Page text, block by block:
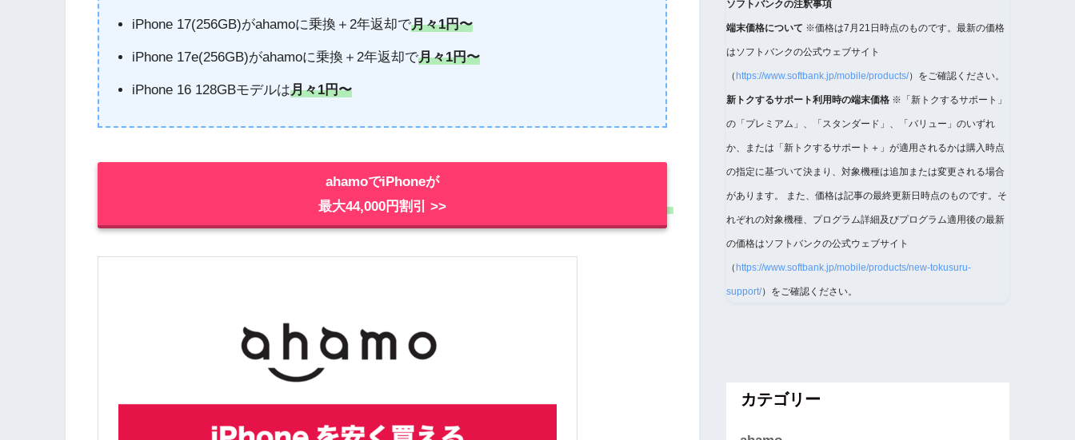
iPhone 17(256GB)がahamoに乗換＋2年返却で月々1円〜
iPhone 17e(256GB)がahamoに乗換＋2年返却で月々1円〜
iPhone 16 128GBモデルは月々1円〜
ahamoでiPhoneが
最大44,000円割引 >>
ソフトバンクの注釈事項
端末価格について ※価格は7月21日時点のものです。最新の価格
はソフトバンクの公式ウェブサイト
（https://www.softbank.jp/mobile/products/）をご確認ください。
新トクするサポート利用時の端末価格 ※「新トクするサポート」
の「プレミアム」、「スタンダード」、「バリュー」のいずれ
か、または「新トクするサポート＋」が適用されるかは購入時点
の指定に基づいて決まり、対象機種は追加または変更される場合
があります。 また、価格は記事の最終更新日時点のものです。そ
れぞれの対象機種、プログラム詳細及びプログラム適用後の最新
の価格はソフトバンクの公式ウェブサイト
（https://www.softbank.jp/mobile/products/new-tokusuru-
support/）をご確認ください。
カテゴリー